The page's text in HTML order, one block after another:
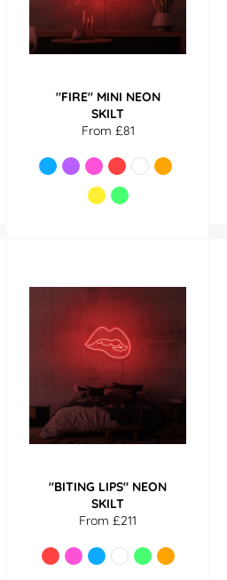
"FIRE" MINI NEON
SKILT
From £81
"BITING LIPS" NEON
SKILT
From £211